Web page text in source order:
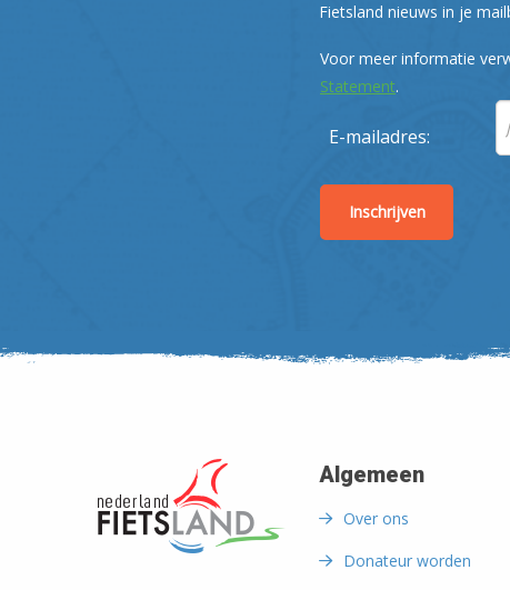
Fietsland nieuws in je
Voor meer informatie
Statement.
E-mailadres:
Algemeen
Over ons
Donateur worden